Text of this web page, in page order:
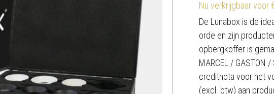
Nu verkrijgbaar voor
De Lunabox is de
orde en zijn
opbergkoffer is
MARCEL / GASTON
creditnota voor het
(excl. btw) aan